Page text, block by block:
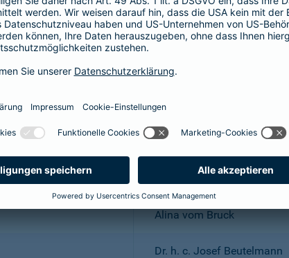
Wuppertal; Amtsgericht
Dr. Andreas Eurich, Oliver
Thomas Bischof
Dr. Sylvia Eichelberg
Harald Epple
Frank Lamsfuß
Christian Ritz
Alina vom Bruck
Dr. h. c. Josef Beutelmann